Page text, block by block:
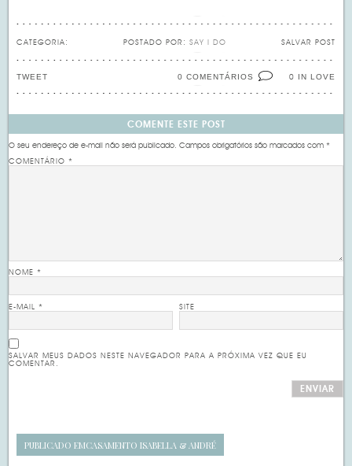
CATEGORIA: SALVAR POST
POSTADO POR: SAY I DO
0 IN LOVE
0 COMENTÁRIOS
TWEET
COMENTE ESTE POST
O seu endereço de e-mail não será publicado. Campos obrigatórios são marcados com*
COMENTÁRIO*
NOME*
E-MAIL* SITE
SALVAR MEUS DADOS NESTE NAVEGADOR PARA A PRÓXIMA VEZ QUE EU
COMENTAR.
PUBLICADO EMCASAMENTO ISABELLA & ANDRÉ